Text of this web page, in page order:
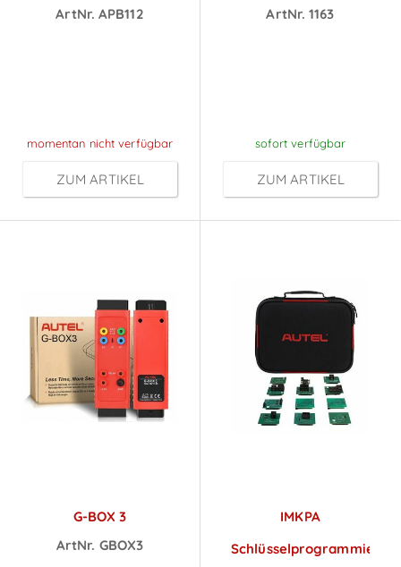
ArtNr. APB112
momentan nicht verfügbar
ZUM ARTIKEL
ArtNr. 1163
sofort verfügbar
ZUM ARTIKEL
G-BOX 3
ArtNr. GBOX3
IMKPA